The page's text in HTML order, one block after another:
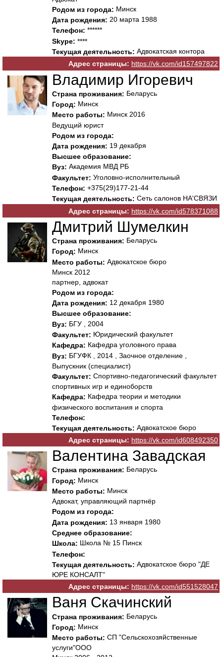
Родом из города: Минск
Дата рождения: 20 марта 1988
Телефон: ******
Skype: ****
Текущая деятельность: Адвокатская контора
Адрес страницы: https://vk.com/id157497822
Владимир Игоревич
Страна проживания: Беларусь
Город: Минск
Место работы: Минск 2016
Ведущий юрист
Родом из города:
Дата рождения: 19 декабря
Высшее образование:
Вуз: Академия МВД РБ
Факультет: Уголовно-исполнительный
Телефон: +375(29)177-21-44
Текущая деятельность: Сеть салонов НА'СВЯЗИ
Адрес страницы: https://vk.com/id578371088
Дмитрий Шумелкин
Страна проживания: Беларусь
Город: Минск
Место работы: Адвокатское бюро
Минск 2012
партнер, адвокат
Родом из города:
Дата рождения: 12 декабря 1980
Высшее образование:
Вуз: БГУ , 2004
Факультет: Юридический факультет
Кафедра: Кафедра уголовного права
Вуз: БГУФК , 2014 , Заочное отделение ,
Выпускник (специалист)
Факультет: Спортивно-педагогический факультет
спортивных игр и единоборств
Кафедра: Кафедра теории и методики
физического воспитания и спорта
Телефон:
Текущая деятельность: Адвокатское бюро
Адрес страницы: https://vk.com/id608492350
Валентина Завадская
Страна проживания: Беларусь
Город: Минск
Место работы: Минск
Адвокат, управляющий партнёр
Родом из города:
Дата рождения: 13 января 1980
Среднее образование:
Школа: Школа № 15 Пинск
Телефон:
Текущая деятельность: Адвокатское бюро "ДЕ
ЮРЕ КОНСАЛТ"
Адрес страницы: https://vk.com/id551528047
Ваня Скачинский
Страна проживания: Беларусь
Город: Минск
Место работы: СП "Сельскохозяйственные
услуги"ООО